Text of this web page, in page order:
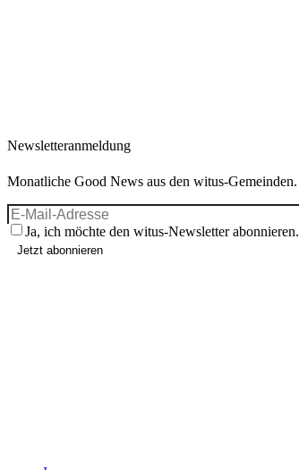
Newsletteranmeldung
Monatliche Good News aus den witus-Gemeinden.
Ja, ich möchte den witus-Newsletter abonnieren.
Jetzt abonnieren